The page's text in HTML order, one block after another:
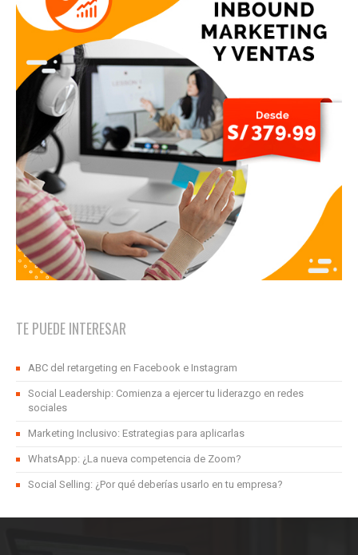
TE PUEDE INTERESAR
ABC del retargeting en Facebook e Instagram
Social Leadership: Comienza a ejercer tu liderazgo en redes
sociales
Marketing Inclusivo: Estrategias para aplicarlas
WhatsApp: ¿La nueva competencia de Zoom?
Social Selling: ¿Por qué deberías usarlo en tu empresa?